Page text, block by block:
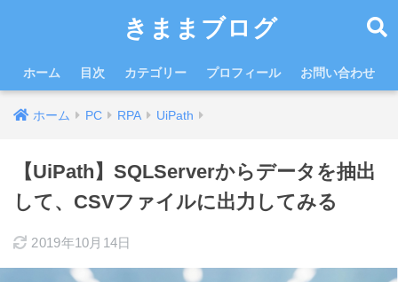
きままブログ
ホーム 目次 カテゴリー プロフィール お問い合わせ
ホーム PC RPA UiPath
【UiPath】SQLServerからデータを抽出
して、CSVファイルに出力してみる
2019年10月14日